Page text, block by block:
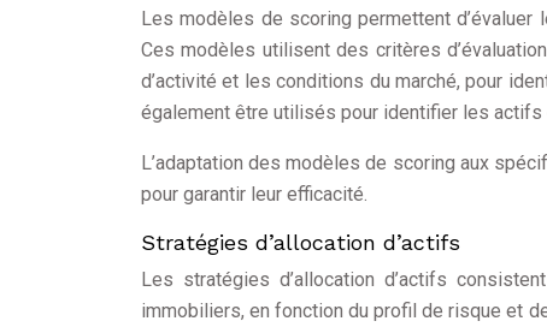
Les modèles de scoring permettent
Ces modèles utilisent des critères
d’activité et les conditions du marché, pour
également être utilisés pour identifier les
L’adaptation des modèles de scoring aux
pour garantir leur efficacité.
Stratégies d’allocation d’actifs
Les stratégies d’allocation d’actifs
immobiliers, en fonction du profil de risque et